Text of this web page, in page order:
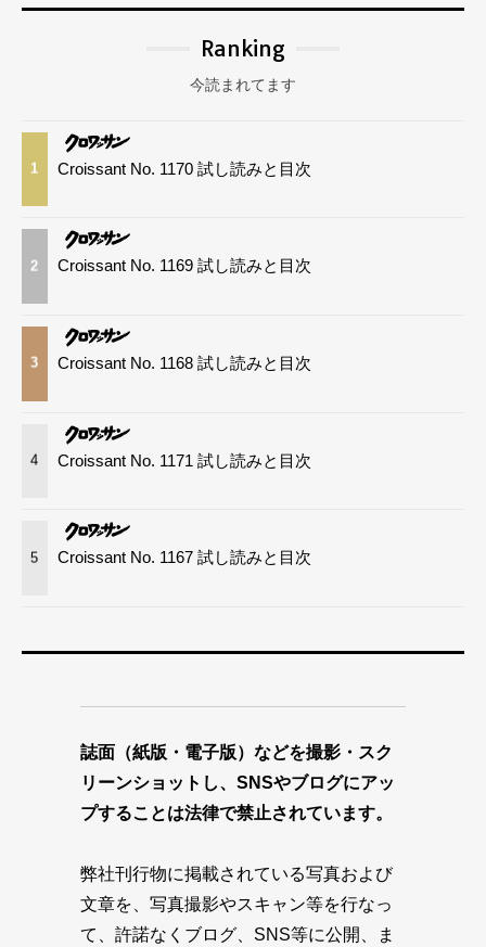
Ranking
今読まれてます
1 Croissant No. 1170 試し読みと目次
2 Croissant No. 1169 試し読みと目次
3 Croissant No. 1168 試し読みと目次
4 Croissant No. 1171 試し読みと目次
5 Croissant No. 1167 試し読みと目次
誌面（紙版・電子版）などを撮影・スク
リーンショットし、SNSやブログにアッ
プすることは法律で禁止されています。
弊社刊行物に掲載されている写真および
文章を、写真撮影やスキャン等を行なっ
て、許諾なくブログ、SNS等に公開、ま